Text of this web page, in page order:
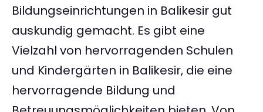
Bildungseinrichtungen in Balikesir gut
auskundig gemacht. Es gibt eine
Vielzahl von hervorragenden Schulen
und Kindergärten in Balikesir, die eine
hervorragende Bildung und